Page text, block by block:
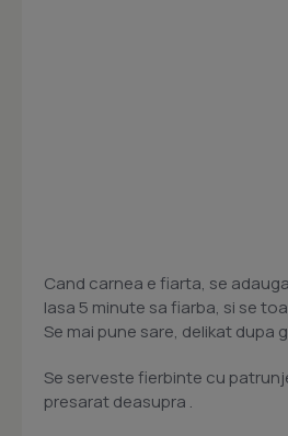
Cand carnea e fiarta, se
lasa 5 minute sa fiarba, si se
Se mai pune sare, delikat dupa
Se serveste fierbinte cu
presarat deasupra .